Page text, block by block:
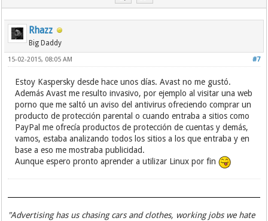
Rhazz
Big Daddy
#7
15-02-2015, 08:05 AM
Estoy Kaspersky desde hace unos días. Avast no me gustó.
Además Avast me resulto invasivo, por ejemplo al visitar una web
porno que me saltó un aviso del antivirus ofreciendo comprar un
producto de protección parental o cuando entraba a sitios como
PayPal me ofrecía productos de protección de cuentas y demás,
vamos, estaba analizando todos los sitios a los que entraba y en
base a eso me mostraba publicidad.
Aunque espero pronto aprender a utilizar Linux por fin
"Advertising has us chasing cars and clothes, working jobs we hate